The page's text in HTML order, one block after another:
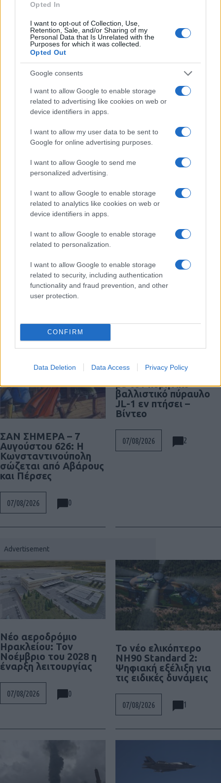
Opted In
I want to opt-out of Collection, Use,
Retention, Sale, and/or Sharing of my
Personal Data that Is Unrelated with the
Purposes for which it was collected.
Opted Out
Google consents
I want to allow Google to enable storage
related to advertising like cookies on web or
device identifiers in apps.
I want to allow my user data to be sent to
Google for online advertising purposes.
I want to allow Google to send me
personalized advertising.
I want to allow Google to enable storage
related to analytics like cookies on web or
device identifiers in apps.
I want to allow Google to enable storage
related to personalization.
I want to allow Google to enable storage
related to security, including authentication
functionality and fraud prevention, and other
user protection.
CONFIRM
Data Deletion Data Access Privacy Policy
Νέο αεροδρόμιο Ηρακλείου: Τον
Νοέμβριο του 2028 η έναρξη
λειτουργίας
To νέο ελικόπτερο NH90 Standard 2:
Ψηφιακή εξέλιξη για τις ειδικές δυνάμεις
Διαβάστε περισσότερα
ΣΑΝ ΣΗΜΕΡΑ – 7
Αυγούστου 626: Η
Κωνσταντινούπολη
σώζεται από Αβάρους
και Πέρσες
07/08/2026 0
πρώτη φορά
βομβαρδιστικό H-6N
με τον πυρηνικό
βαλλιστικό πύραυλο
JL-1 εν πτήσει –
Βίντεο
07/08/2026 2
Νέο αεροδρόμιο
Ηρακλείου: Τον
Νοέμβριο του 2028 η
έναρξη λειτουργίας
07/08/2026 0
To νέο ελικόπτερο
NH90 Standard 2:
Ψηφιακή εξέλιξη για
τις ειδικές δυνάμεις
07/08/2026 1